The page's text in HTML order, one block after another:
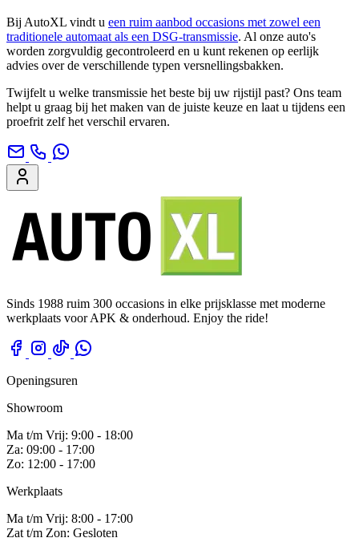
Bij AutoXL vindt u een ruim aanbod occasions met zowel een
traditionele automaat als een DSG-transmissie. Al onze auto's
worden zorgvuldig gecontroleerd en u kunt rekenen op eerlijk
advies over de verschillende typen versnellingsbakken.
Twijfelt u welke transmissie het beste bij uw rijstijl past? Ons team
helpt u graag bij het maken van de juiste keuze en laat u tijdens een
proefrit zelf het verschil ervaren.
Sinds 1988 ruim 300 occasions in elke prijsklasse met moderne
werkplaats voor APK & onderhoud. Enjoy the ride!
Openingsuren
Showroom
Ma t/m Vrij: 9:00 - 18:00
Za: 09:00 - 17:00
Zo: 12:00 - 17:00
Werkplaats
Ma t/m Vrij: 8:00 - 17:00
Zat t/m Zon: Gesloten